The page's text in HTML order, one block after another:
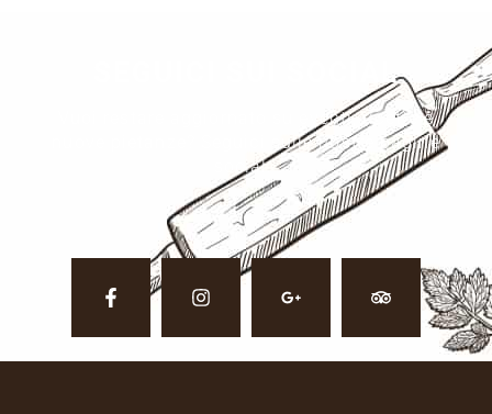
SEGUICI SUI SOCIAL
Vuoi restare aggiornato su eventi, ricette e
nuove pietanze? Seguici sulle nostre pagine
social.